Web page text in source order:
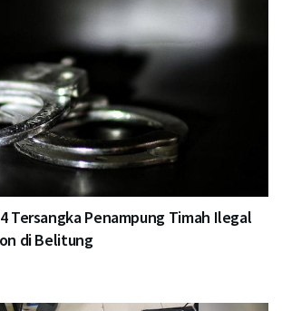
Tersangka Penampung Timah Ilegal
di Belitung